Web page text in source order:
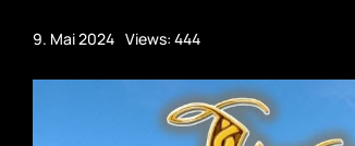
9. Mai 2024 Views: 444